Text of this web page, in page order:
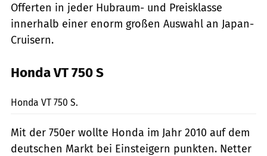
Offerten in jeder Hubraum- und Preisklasse
innerhalb einer enorm großen Auswahl an Japan-
Cruisern.
Honda VT 750 S
Honda VT 750 S.
Mit der 750er wollte Honda im Jahr 2010 auf dem
deutschen Markt bei Einsteigern punkten. Netter